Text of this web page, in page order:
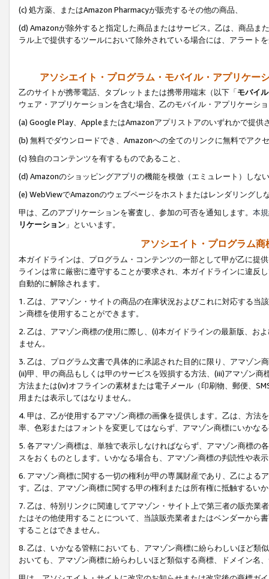
(c) 処方薬、またはAmazon Pharmacyが販売するその他の商品、
(d) Amazonが除外すると指定した商品またはサービス。乙は、商品ま
ラル上で提供するツールにおいて除外されている場合には、アラート
アソシエイト・プログラム・モバイル・アプリケー
乙のサイトが携帯電話、タブレットまたは携帯用端末（以下「モバイ
ウェア・アプリケーションを含む場合、乙のモバイル・アプリケーシ
(a) Google Play、AppleまたはAmazonアプリストアのいずれかで提供
(b) 無料でダウンロードでき、Amazonへの全てのリンクに無料でアク
(c) 独自のコンテンツを有するものであること、
(d) Amazonのショッピングアプリの機能を模倣（エミュレート）しな
(e) WebViewでAmazonのウェブページをホストまたはレンダリングし
甲は、乙のアプリケーションを審査し、参加の可否を通知します。 本
リケーション 」といいます。
アソシエイト・プログラム
本ガイドラインは、プログラム・コンテンツの一部として甲が乙に提
ラインは常に厳密に遵守することが要求され、本ガイドラインに違反
自動的に解除されます。
1. 乙は、アマゾン・サイトの商品の在庫状況およびこれに対応する
ン商標を使用することができます。
2. 乙は、アマゾン商標の使用に際し、(i)本ガイドラインの最新版、お
ません。
3. 乙は、プログラム文書で具体的に承認された目的に限り、アマゾン
(ii)甲、甲の商品もしくは甲のサービスを毀損する方法、(iii)アマゾン
方法または(iv)オフラインの素材または電子メール（印刷物、郵便、
用または表示してはなりません。
4. 甲は、乙が使用するアマゾン商標の画像を提供します。乙は、方
率、色彩またはフォントを変更してはならず、アマゾン商標にいかな
5. 各アマゾン商標は、単独で表示しなければならず、アマゾン商標
スをおくものとします。いかなる場合も、アマゾン商標の判読性や表
6. アマゾン商標に関する一切の権利が甲の専属財産であり、乙による
す。乙は、アマゾン商標に関する甲の権利または所有権に抵触するい
7. 乙は、特別リンクに関連してアマゾン・サイト上で第三者の販売
たはその他使用することについて、当該販売業者またはベンダーから
することはできません。
8. 乙は、いかなる管轄においても、アマゾン商標に紛らわしいほど類
おいても、アマゾン商標に紛らわしいほど類似する商標、ドメイン名